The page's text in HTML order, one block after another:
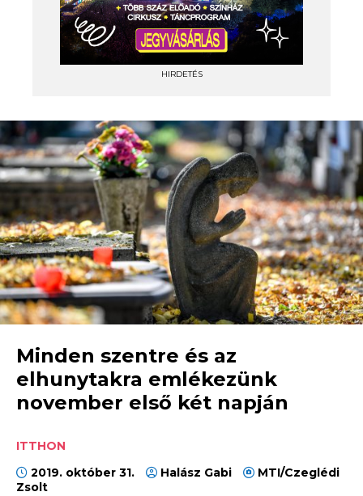
HIRDETÉS
Minden szentre és az
elhunytakra emlékezünk
november első két napján
ITTHON
2019. október 31.
Halász Gabi
MTI/Czeglédi
Zsolt